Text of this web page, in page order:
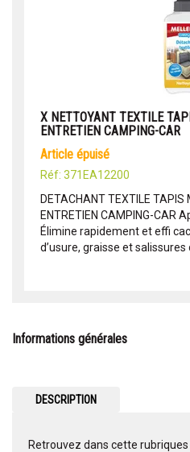
X NETTOYANT TEXTILE
ENTRETIEN CAMPING-CAR
article épuisé
Réf: 371EA12200
DETACHANT TEXTILE TAPIS
ENTRETIEN CAMPING-CAR
Élimine rapidement et effi
d’usure, graisse et salissures
Informations générales
DESCRIPTION
Retrouvez dans cette rubriques